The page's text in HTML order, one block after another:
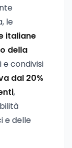
le
italiane
della
e condivisi
dal 20%
,
e delle